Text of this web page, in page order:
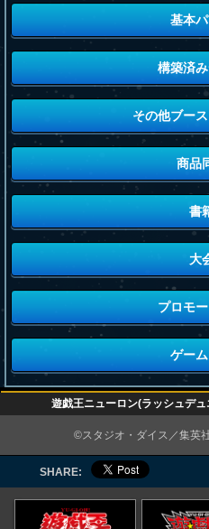
基本
構築済
その他ブー
商品
書
大
プロモ
ゲー
遊戯王ニューロン(ラッシュデ
©スタジオ・ダイス／集英
SHARE: